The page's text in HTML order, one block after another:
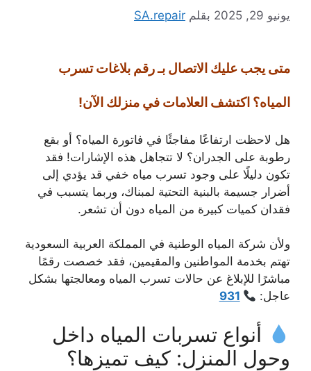
يونيو 29, 2025 بقلم SA.repair
متى يجب عليك الاتصال بـ رقم بلاغات تسرب
المياه؟ اكتشف العلامات في منزلك الآن!
هل لاحظت ارتفاعًا مفاجئًا في فاتورة المياه؟ أو بقع
رطوبة على الجدران؟ لا تتجاهل هذه الإشارات! فقد
تكون دليلًا على وجود تسرب مياه خفي قد يؤدي إلى
أضرار جسيمة بالبنية التحتية لمبناك، وربما يتسبب في
فقدان كميات كبيرة من المياه دون أن تشعر.
ولأن شركة المياه الوطنية في المملكة العربية السعودية
تهتم بخدمة المواطنين والمقيمين، فقد خصصت رقمًا
مباشرًا للإبلاغ عن حالات تسرب المياه ومعالجتها بشكل
عاجل:
931
أنواع تسربات المياه داخل
وحول المنزل: كيف تميزها؟